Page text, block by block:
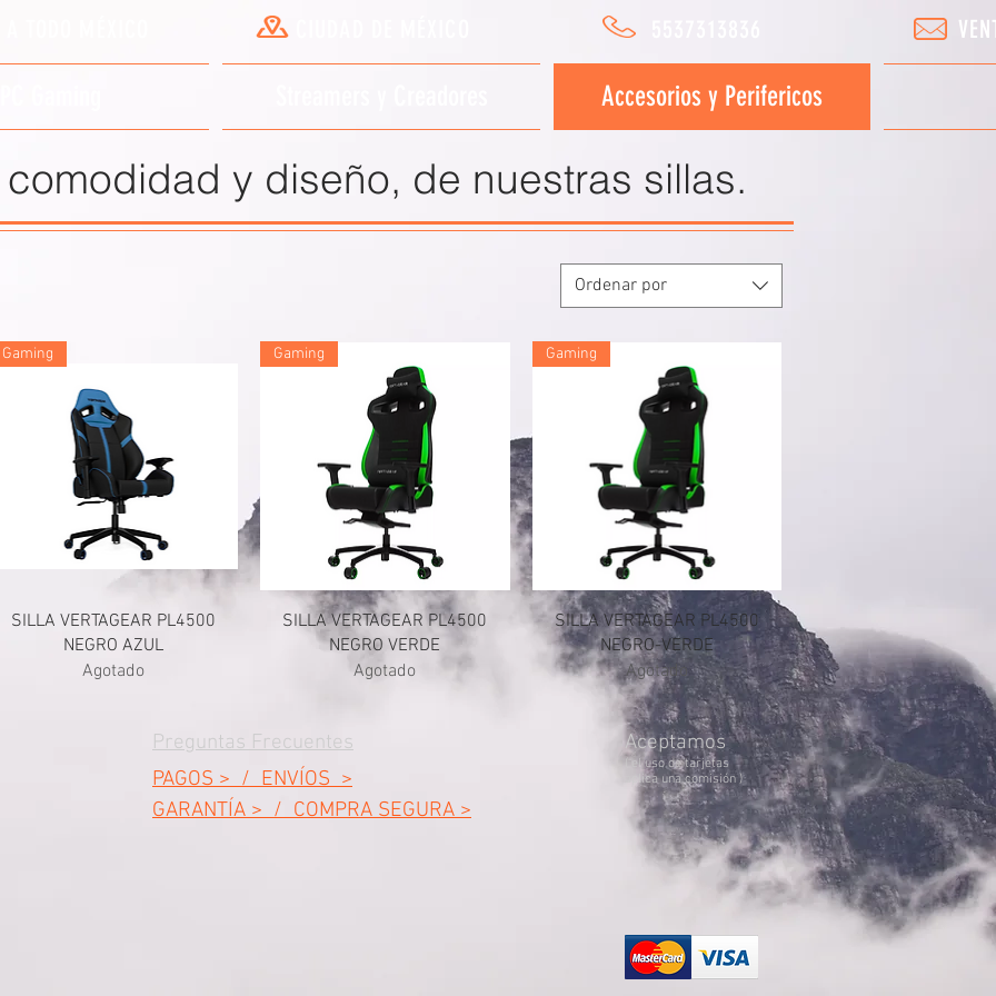
Accesorios y Perifericos
y diseño, de nuestras sillas.
Ordenar por
Gaming
SILLA VERTAGEAR PL4500
NEGRO AZUL
Agotado
Gaming
SILLA VERTAGEAR PL4500
NEGRO VERDE
Agotado
Gaming
SILLA VERTAGEAR PL4500
NEGRO-VERDE
Agotado
Preguntas Frecuentes
PAGOS > / ENVÍOS >
GARANTÍA > / COMPRA SEGURA >
Aceptamos
( el uso de tarjetas
aplica una comisión )